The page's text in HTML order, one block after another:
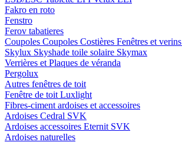
Fakro en roto
Fenstro
Ferov tabatieres
Coupoles Coupoles Costières Fenêtres et verins
Skylux Skyshade toile solaire Skymax
Verrières et Plaques de véranda
Pergolux
Autres fenêtres de toit
Fenêtre de toit Luxlight
Fibres-ciment ardoises et accessoires
Ardoises Cedral SVK
Ardoises accessoires Eternit SVK
Ardoises naturelles